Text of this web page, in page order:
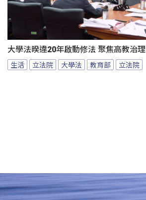
大學法暌違20年啟動修法 聚焦高教治理
生活 立法院 大學法 教育部 立法院